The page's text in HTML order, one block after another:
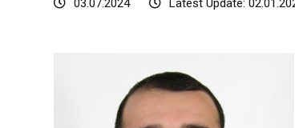
03.07.2024 Latest Update: